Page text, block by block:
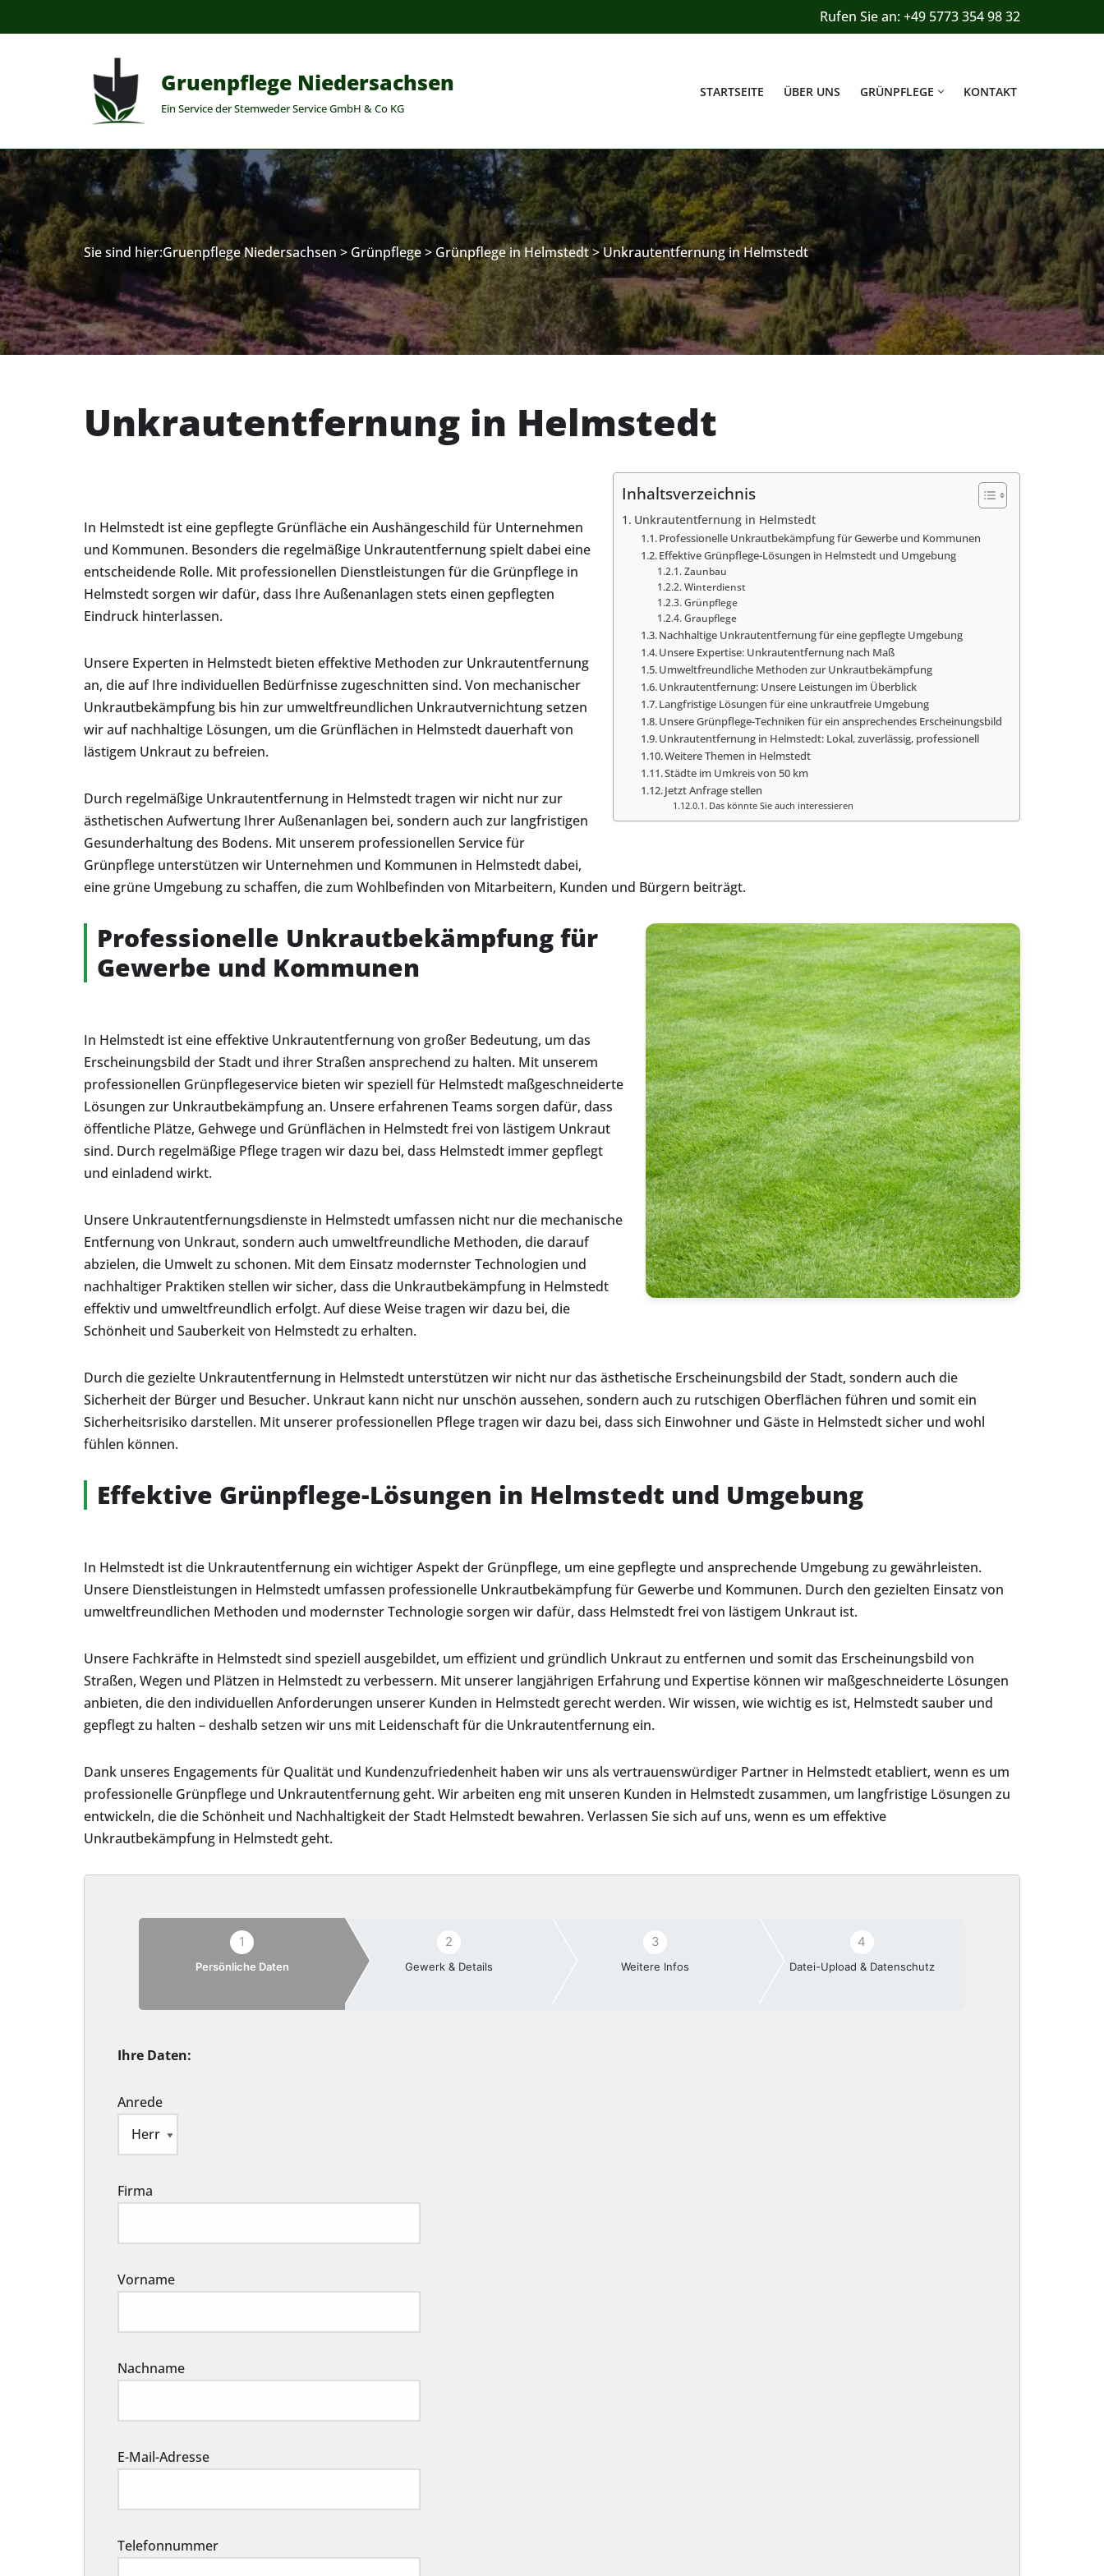
Rufen Sie an: +49 5773 354 98 32
Gruenpflege Niedersachsen
Ein Service der Stemweder Service GmbH & Co KG
STARTSEITE ÜBER UNS GRÜNPFLEGE KONTAKT
Sie sind hier:Gruenpflege Niedersachsen > Grünpflege> Grünpflege in Helmstedt>Unkrautentfernung in Helmstedt
Unkrautentfernung in Helmstedt
Inhaltsverzeichnis
Unkrautentfernung in Helmstedt
Professionelle Unkrautbekämpfung für Gewerbe und Kommunen
Effektive Grünpflege-Lösungen in Helmstedt und Umgebung
Zaunbau
Winterdienst
Grünpflege
Graupflege
Nachhaltige Unkrautentfernung für eine gepflegte Umgebung
Unsere Expertise: Unkrautentfernung nach Maß
Umweltfreundliche Methoden zur Unkrautbekämpfung
Unkrautentfernung: Unsere Leistungen im Überblick
Langfristige Lösungen für eine unkrautfreie Umgebung
Unsere Grünpflege-Techniken für ein ansprechendes Erscheinungsbild
Unkrautentfernung in Helmstedt: Lokal, zuverlässig, professionell
Weitere Themen in Helmstedt
Städte im Umkreis von 50 km
Jetzt Anfrage stellen
Das könnte Sie auch interessieren
In Helmstedt ist eine gepflegte Grünfläche ein Aushängeschild für Unternehmen
und Kommunen. Besonders die regelmäßige Unkrautentfernung spielt dabei eine
entscheidende Rolle. Mit professionellen Dienstleistungen für die Grünpflege in
Helmstedt sorgen wir dafür, dass Ihre Außenanlagen stets einen gepflegten
Eindruck hinterlassen.
Unsere Experten in Helmstedt bieten effektive Methoden zur Unkrautentfernung
an, die auf Ihre individuellen Bedürfnisse zugeschnitten sind. Von mechanischer
Unkrautbekämpfung bis hin zur umweltfreundlichen Unkrautvernichtung setzen
wir auf nachhaltige Lösungen, um die Grünflächen in Helmstedt dauerhaft von
lästigem Unkraut zu befreien.
Durch regelmäßige Unkrautentfernung in Helmstedt tragen wir nicht nur zur
ästhetischen Aufwertung Ihrer Außenanlagen bei, sondern auch zur langfristigen
Gesunderhaltung des Bodens. Mit unserem professionellen Service für
Grünpflege unterstützen wir Unternehmen und Kommunen in Helmstedt dabei,
eine grüne Umgebung zu schaffen, die zum Wohlbefinden von Mitarbeitern, Kunden und Bürgern beiträgt.
Professionelle Unkrautbekämpfung für
Gewerbe und Kommunen
In Helmstedt ist eine effektive Unkrautentfernung von großer Bedeutung, um das
Erscheinungsbild der Stadt und ihrer Straßen ansprechend zu halten. Mit unserem
professionellen Grünpflegeservice bieten wir speziell für Helmstedt maßgeschneiderte
Lösungen zur Unkrautbekämpfung an. Unsere erfahrenen Teams sorgen dafür, dass
öffentliche Plätze, Gehwege und Grünflächen in Helmstedt frei von lästigem Unkraut
sind. Durch regelmäßige Pflege tragen wir dazu bei, dass Helmstedt immer gepflegt
und einladend wirkt.
Unsere Unkrautentfernungsdienste in Helmstedt umfassen nicht nur die mechanische
Entfernung von Unkraut, sondern auch umweltfreundliche Methoden, die darauf
abzielen, die Umwelt zu schonen. Mit dem Einsatz modernster Technologien und
nachhaltiger Praktiken stellen wir sicher, dass die Unkrautbekämpfung in Helmstedt
effektiv und umweltfreundlich erfolgt. Auf diese Weise tragen wir dazu bei, die
Schönheit und Sauberkeit von Helmstedt zu erhalten.
Durch die gezielte Unkrautentfernung in Helmstedt unterstützen wir nicht nur das ästhetische Erscheinungsbild der Stadt, sondern auch die
Sicherheit der Bürger und Besucher. Unkraut kann nicht nur unschön aussehen, sondern auch zu rutschigen Oberflächen führen und somit ein
Sicherheitsrisiko darstellen. Mit unserer professionellen Pflege tragen wir dazu bei, dass sich Einwohner und Gäste in Helmstedt sicher und wohl
fühlen können.
Effektive Grünpflege-Lösungen in Helmstedt und Umgebung
In Helmstedt ist die Unkrautentfernung ein wichtiger Aspekt der Grünpflege, um eine gepflegte und ansprechende Umgebung zu gewährleisten.
Unsere Dienstleistungen in Helmstedt umfassen professionelle Unkrautbekämpfung für Gewerbe und Kommunen. Durch den gezielten Einsatz von
umweltfreundlichen Methoden und modernster Technologie sorgen wir dafür, dass Helmstedt frei von lästigem Unkraut ist.
Unsere Fachkräfte in Helmstedt sind speziell ausgebildet, um effizient und gründlich Unkraut zu entfernen und somit das Erscheinungsbild von
Straßen, Wegen und Plätzen in Helmstedt zu verbessern. Mit unserer langjährigen Erfahrung und Expertise können wir maßgeschneiderte Lösungen
anbieten, die den individuellen Anforderungen unserer Kunden in Helmstedt gerecht werden. Wir wissen, wie wichtig es ist, Helmstedt sauber und
gepflegt zu halten – deshalb setzen wir uns mit Leidenschaft für die Unkrautentfernung ein.
Dank unseres Engagements für Qualität und Kundenzufriedenheit haben wir uns als vertrauenswürdiger Partner in Helmstedt etabliert, wenn es um
professionelle Grünpflege und Unkrautentfernung geht. Wir arbeiten eng mit unseren Kunden in Helmstedt zusammen, um langfristige Lösungen zu
entwickeln, die die Schönheit und Nachhaltigkeit der Stadt Helmstedt bewahren. Verlassen Sie sich auf uns, wenn es um effektive
Unkrautbekämpfung in Helmstedt geht.
1
Persönliche Daten
2
Gewerk & Details
3
Weitere Infos
4
Datei-Upload & Datenschutz
Ihre Daten:
Anrede
Firma
Vorname
Nachname
E-Mail-Adresse
Telefonnummer